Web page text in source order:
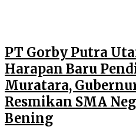
PT Gorby Putra
Harapan Baru
Muratara,
Resmikan SMA
Bening